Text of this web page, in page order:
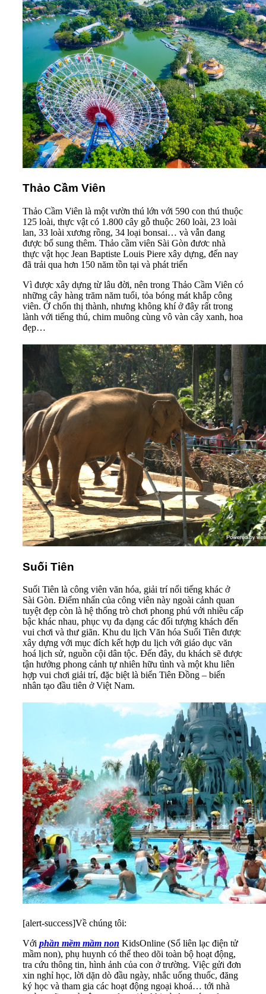
Thảo Cầm Viên
Thảo Cầm Viên là một vườn thú lớn với 590 con thú thuộc
125 loài, thực vật có 1.800 cây gỗ thuộc 260 loài, 23 loài
lan, 33 loài xương rồng, 34 loại bonsai… và vẫn đang
được bổ sung thêm. Thảo cầm viên Sài Gòn đươc nhà
thực vật học Jean Baptiste Louis Piere xây dựng, đến nay
đã trải qua hơn 150 năm tồn tại và phát triển
Vì được xây dựng từ lâu đời, nên trong Thảo Cầm Viên có
những cây hàng trăm năm tuổi, tỏa bóng mát khắp công
viên. Ở chốn thị thành, nhưng không khí ở đây rất trong
lành với tiếng thú, chim muông cùng vô vàn cây xanh, hoa
đẹp…
Suối Tiên
Suối Tiên là công viên văn hóa, giải trí nổi tiếng khác ở
Sài Gòn. Điểm nhấn của công viên này ngoài cảnh quan
tuyệt đẹp còn là hệ thống trò chơi phong phú với nhiều cấp
bậc khác nhau, phục vụ đa dạng các đối tượng khách đến
vui chơi và thư giãn. Khu du lịch Văn hóa Suối Tiên được
xây dựng với mục đích kết hợp du lịch với giáo dục văn
hoá lịch sử, nguồn cội dân tộc. Đến đây, du khách sẽ được
tận hưởng phong cảnh tự nhiên hữu tình và một khu liên
hợp vui chơi giải trí, đặc biệt là biển Tiên Đồng – biển
nhân tạo đầu tiên ở Việt Nam.
[alert-success]Về chúng tôi:
Với phần mềm mầm non KidsOnline (Sổ liên lạc điện tử
mầm non), phụ huynh có thể theo dõi toàn bộ hoạt động,
tra cứu thông tin, hình ảnh của con ở trường. Việc gửi đơn
xin nghỉ học, lời dặn dò đầu ngày, nhắc uống thuốc, đăng
ký học và tham gia các hoạt động ngoại khoá… tới nhà